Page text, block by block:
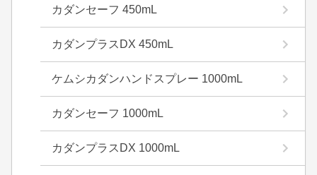
カダンセーフ 450mL
カダンプラスDX 450mL
ケムシカダンハンドスプレー 1000mL
カダンセーフ 1000mL
カダンプラスDX 1000mL